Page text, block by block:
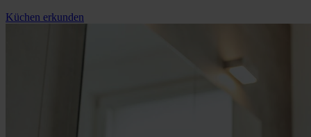
Küchen erkunden